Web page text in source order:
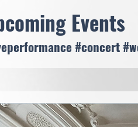
Events